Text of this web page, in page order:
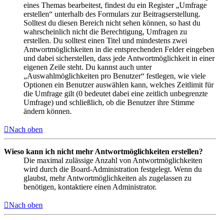
eines Themas bearbeitest, findest du ein Register „Umfrage
erstellen“ unterhalb des Formulars zur Beitragserstellung.
Solltest du diesen Bereich nicht sehen können, so hast du
wahrscheinlich nicht die Berechtigung, Umfragen zu
erstellen. Du solltest einen Titel und mindestens zwei
Antwortmöglichkeiten in die entsprechenden Felder eingeben
und dabei sicherstellen, dass jede Antwortmöglichkeit in einer
eigenen Zeile steht. Du kannst auch unter
„Auswahlmöglichkeiten pro Benutzer“ festlegen, wie viele
Optionen ein Benutzer auswählen kann, welches Zeitlimit für
die Umfrage gilt (0 bedeutet dabei eine zeitlich unbegrenzte
Umfrage) und schließlich, ob die Benutzer ihre Stimme
ändern können.
Nach oben
Wieso kann ich nicht mehr Antwortmöglichkeiten erstellen?
Die maximal zulässige Anzahl von Antwortmöglichkeiten
wird durch die Board-Administration festgelegt. Wenn du
glaubst, mehr Antwortmöglichkeiten als zugelassen zu
benötigen, kontaktiere einen Administrator.
Nach oben